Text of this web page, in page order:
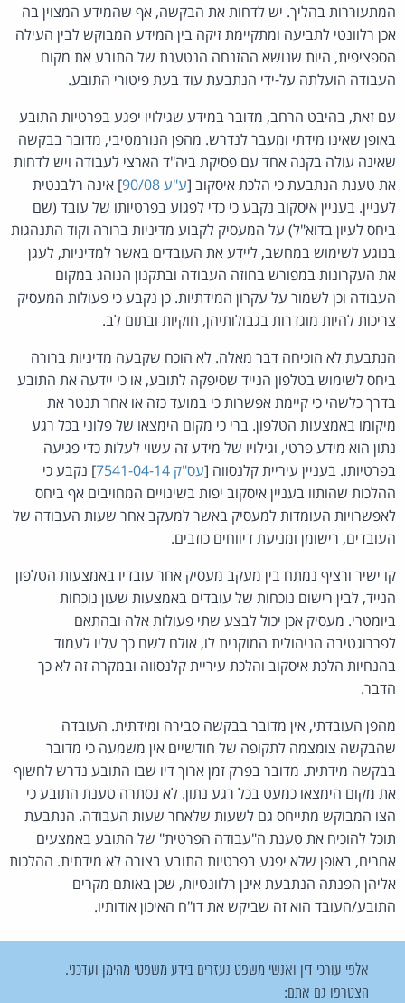
המתעוררות בהליך. יש לדחות את הבקשה, אף שהמידע המצוין בה
אכן רלוונטי לתביעה ומתקיימת זיקה בין המידע המבוקש לבין העילה
הספציפית, היות שנושא ההזנחה הנטענת של התובע את מקום
העבודה הועלתה על-ידי הנתבעת עוד בעת פיטורי התובע.
עם זאת, בהיבט הרחב, מדובר במידע שגילויו יפגע בפרטיות התובע
באופן שאינו מידתי ומעבר לנדרש. מהפן הנורמטיבי, מדובר בבקשה
שאינה עולה בקנה אחד עם פסיקת ביה"ד הארצי לעבודה ויש לדחות
את טענת הנתבעת כי הלכת איסקוב [ע"ע 90/08
] אינה רלבנטית
לעניין. בעניין איסקוב נקבע כי כדי לפגוע בפרטיותו של עובד (שם
ביחס לעיון בדוא"ל) על המעסיק לקבוע מדיניות ברורה וקוד התנהגות
בנוגע לשימוש במחשב, ליידע את העובדים באשר למדיניות, לעגן
את העקרונות במפורש בחוזה העבודה ובתקנון הנוהג במקום
העבודה וכן לשמור על עקרון המידתיות. כן נקבע כי פעולות המעסיק
צריכות להיות מוגדרות בגבולותיהן, חוקיות ובתום לב.
הנתבעת לא הוכיחה דבר מאלה. לא הוכח שקבעה מדיניות ברורה
ביחס לשימוש בטלפון הנייד שסיפקה לתובע, או כי יידעה את התובע
בדרך כלשהי כי קיימת אפשרות כי במועד כזה או אחר תנטר את
מיקומו באמצעות הטלפון. ברי כי מקום הימצאו של פלוני בכל רגע
נתון הוא מידע פרטי, וגילויו של מידע זה עשוי לעלות כדי פגיעה
בפרטיותו. בעניין עיריית קלנסווה [עס"ק 7541-04-14
] נקבע כי
ההלכות שהותוו בעניין איסקוב יפות בשינויים המחויבים אף ביחס
לאפשרויות העומדות למעסיק באשר למעקב אחר שעות העבודה של
העובדים, רישומן ומניעת דיווחים כוזבים.
קו ישיר ורציף נמתח בין מעקב מעסיק אחר עובדיו באמצעות הטלפון
הנייד, לבין רישום נוכחות של עובדים באמצעות שעון נוכחות
ביומטרי. מעסיק אכן יכול לבצע שתי פעולות אלה ובהתאם
לפררוגטיבה הניהולית המוקנית לו, אולם לשם כך עליו לעמוד
בהנחיות הלכת איסקוב והלכת עיריית קלנסווה ובמקרה זה לא כך
הדבר.
מהפן העובדתי, אין מדובר בבקשה סבירה ומידתית. העובדה
שהבקשה צומצמה לתקופה של חודשיים אין משמעה כי מדובר
בבקשה מידתית. מדובר בפרק זמן ארוך דיו שבו התובע נדרש לחשוף
את מקום הימצאו כמעט בכל רגע נתון. לא נסתרה טענת התובע כי
הצו המבוקש מתייחס גם לשעות שלאחר שעות העבודה. הנתבעת
תוכל להוכיח את טענת ה"עבודה הפרטית" של התובע באמצעים
אחרים, באופן שלא יפגע בפרטיות התובע בצורה לא מידתית. ההלכות
אליהן הפנתה הנתבעת אינן רלוונטיות, שכן באותם מקרים
התובע/העובד הוא זה שביקש את דו"ח האיכון אודותיו.
אלפי עורכי דין ואנשי משפט נעזרים בידע משפטי מהימן ועדכני.
הצטרפו גם אתם: